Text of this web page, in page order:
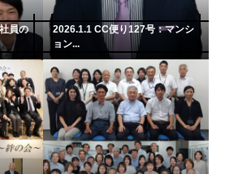
員の
2026.1.1 CC便り127号：マンシ
ョン...